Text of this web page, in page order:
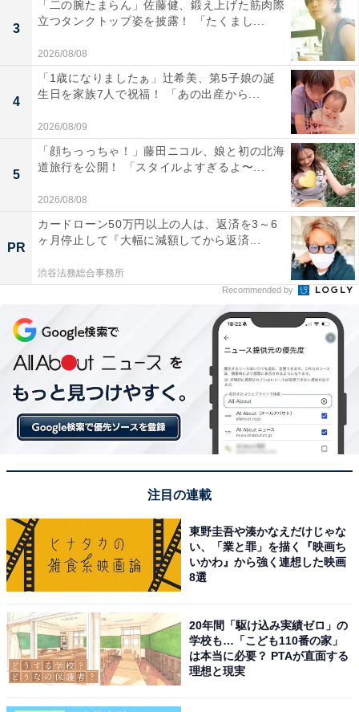
3
「二の腕たまらん」佐藤健、鍛え上げた筋肉際
立つタンクトップ姿を披露！ 「たくまし...
2026/08/08
4
「1歳になりましたぁ」辻希美、第5子娘の誕
生日を家族7人で祝福！ 「あの出産から...
2026/08/09
5
「顔ちっっちゃ！」藤田ニコル、娘と初の北海
道旅行を公開！ 「スタイルよすぎるよ〜...
2026/08/08
PR
カードローン50万円以上の人は、返済を3～6
ヶ月停止して『大幅に減額してから返済...
渋谷法務総合事務所
Recommended by
注目の連載
東野圭吾や湊かなえだけじゃな
い、「業と罪」を描く『映画ち
いかわ』から強く連想した映画
8選
20年間「駆け込み実績ゼロ」の
学校も…「こども110番の家」
は本当に必要？ PTAが直面する
理想と現実